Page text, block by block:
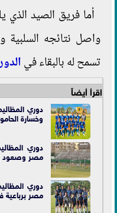
أما فريق الصيد
واصل نتائجه
تسمح له بالبقاء في
اقرأ أيضاً
دوري
وخسارة
دوري
مصر وصعود
مصر